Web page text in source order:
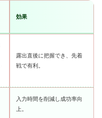
効果
露出直後に把握でき、先着
戦で有利。
入力時間を削減し成功率向
上。